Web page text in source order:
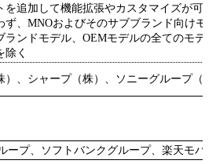
を追加して機能拡張やカスタマイズが
ず、MNOおよびそのサブブランド向け
ランドモデル、OEMモデルの全てのモ
除く
）、シャープ（株）、ソニーグルー
ープ、ソフトバンクグループ、楽天モ